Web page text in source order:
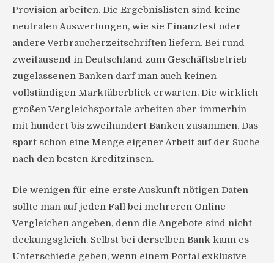
Provision arbeiten. Die Ergebnislisten sind keine
neutralen Auswertungen, wie sie Finanztest oder
andere Verbraucherzeitschriften liefern. Bei rund
zweitausend in Deutschland zum Geschäftsbetrieb
zugelassenen Banken darf man auch keinen
vollständigen Marktüberblick erwarten. Die wirklich
großen Vergleichsportale arbeiten aber immerhin
mit hundert bis zweihundert Banken zusammen. Das
spart schon eine Menge eigener Arbeit auf der Suche
nach den besten Kreditzinsen.
Die wenigen für eine erste Auskunft nötigen Daten
sollte man auf jeden Fall bei mehreren Online-
Vergleichen angeben, denn die Angebote sind nicht
deckungsgleich. Selbst bei derselben Bank kann es
Unterschiede geben, wenn einem Portal exklusive